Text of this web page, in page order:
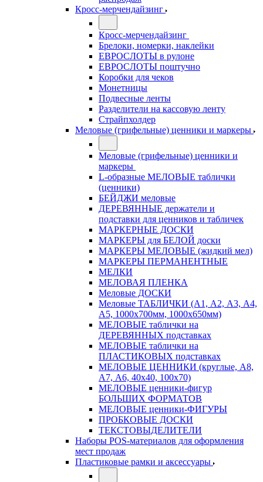
Кросс-мерчендайзинг
Кросс-мерчендайзинг
Брелоки, номерки, наклейки
ЕВРОСЛОТЫ в рулоне
ЕВРОСЛОТЫ поштучно
Коробки для чеков
Монетницы
Подвесные ленты
Разделители на кассовую ленту
Страйпхолдер
Меловые (грифельные) ценники и маркеры
Меловые (грифельные) ценники и
маркеры
L-образные МЕЛОВЫЕ таблички
(ценники)
БЕЙДЖИ меловые
ДЕРЕВЯННЫЕ держатели и
подставки для ценников и табличек
МАРКЕРНЫЕ ДОСКИ
МАРКЕРЫ для БЕЛОЙ доски
МАРКЕРЫ МЕЛОВЫЕ (жидкий мел)
МАРКЕРЫ ПЕРМАНЕНТНЫЕ
МЕЛКИ
МЕЛОВАЯ ПЛЕНКА
Меловые ДОСКИ
Меловые ТАБЛИЧКИ (А1, А2, А3, А4,
А5, 1000х700мм, 1000х650мм)
МЕЛОВЫЕ таблички на
ДЕРЕВЯННЫХ подставках
МЕЛОВЫЕ таблички на
ПЛАСТИКОВЫХ подставках
МЕЛОВЫЕ ЦЕННИКИ (круглые, А8,
А7, А6, 40х40, 100х70)
МЕЛОВЫЕ ценники-фигур
БОЛЬШИХ ФОРМАТОВ
МЕЛОВЫЕ ценники-ФИГУРЫ
ПРОБКОВЫЕ ДОСКИ
ТЕКСТОВЫДЕЛИТЕЛИ
Наборы POS-материалов для оформления
мест продаж
Пластиковые рамки и аксессуары